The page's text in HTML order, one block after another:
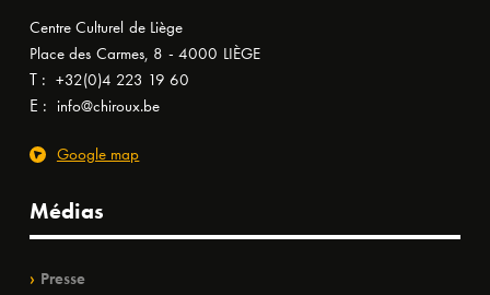
Centre Culturel de Liège
Place des Carmes, 8 - 4000 LIÈGE
T : +32(0)4 223 19 60
E : info@chiroux.be
Google map
Médias
Presse